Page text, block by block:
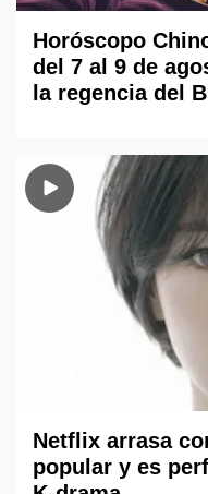
Horóscopo
del 7 al 9 de
la regencia del
Netflix arrasa
popular y es